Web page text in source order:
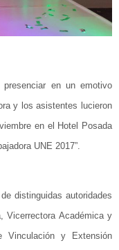
en un emotivo
y los asistentes lucieron
en el Hotel Posada
UNE 2017”.
distinguidas autoridades
Vicerrectora Académica y
Vinculación y Extensión